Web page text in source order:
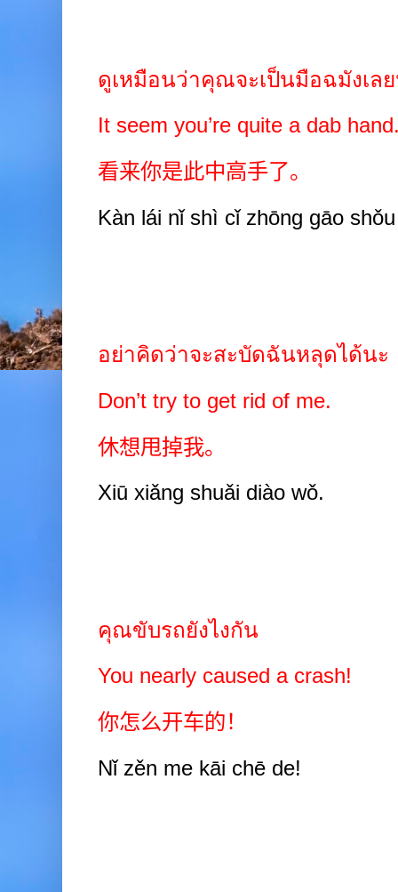
ดูเหมือนว่าคุณจะเป็นมือฉมังเล
It seem you’re quite a dab
看来你是此中高手了。
Kàn lái nǐ shì cǐ zhōng gāo
อย่าคิดว่าจะสะบัดฉันหลุดได้นะ
Don’t try to get rid of me.
休想甩掉我。
Xiū xiǎng shuǎi diào wǒ.
คุณขับรถยังไงกัน
You nearly caused a crash!
你怎么开车的！
Nǐ zěn me kāi chē de!